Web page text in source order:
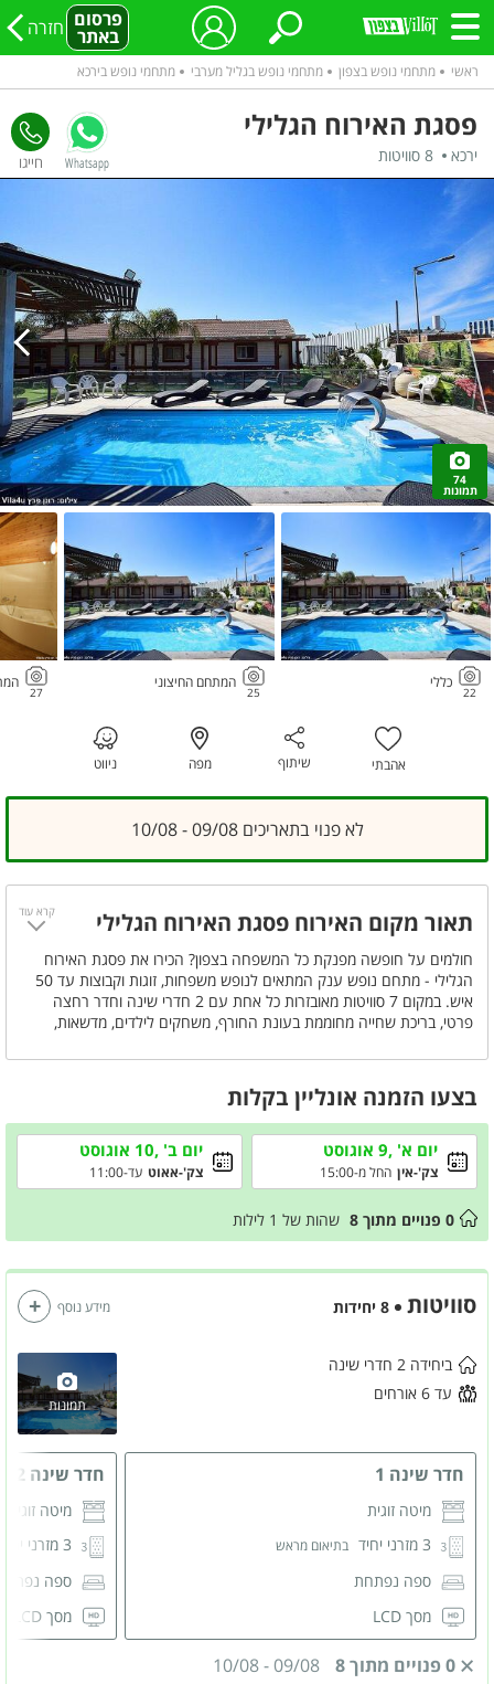
פרסום
באתר חזרה
ראשי מתחמי נופש בצפון מתחמי נופש בגליל מערבי מתחמי נופש בירכא
פסגת האירוח הגלילי
ירכא 8 סוויטות Whatsapp
74
תמונות
22
כללי
25
המתחם החיצוני
27
אהבתי שיתוף מפה ניווט
לא פנוי בתאריכים 09/08 - 10/08
תאור מקום האירוח פסגת האירוח הגלילי
חולמים על חופשה מפנקת כל המשפחה בצפון? הכירו את פסגת האירוח
הגלילי - מתחם נופש ענק המתאים לנופש משפחות, זוגות וקבוצות עד 50
איש. במקום 7 סוויטות מאובזרות כל אחת עם 2 חדרי שינה וחדר רחצה
פרטי, בריכת שחייה מחוממת בעונת החורף, משחקים לילדים, מדשאות,
חייגו עכשיו ותהנו ממחירים מיוחדים.
קרא עוד
בצעו הזמנה אונליין בקלות
יום א' ,9 אוגוסט
צק'-אין החל מ-15:00
יום ב' ,10 אוגוסט
צק'-אאוט עד-11:00
0 פנויים מתוך 8 שהות של 1 לילות
סוויטות 8 יחידות
תמונות
ביחידה 2 חדרי שינה
עד 6 אורחים
חדר שינה 1
מיטה זוגית
3 מזרני יחיד
בתיאום מראש
ספה נפתחת
מסך LCD
חדר שינה 2
מיטה זוגית
3 מזרני יחיד
ספה
מסך LCD
מידע נוסף
0 פנויים מתוך 8 09/08
-
10/08